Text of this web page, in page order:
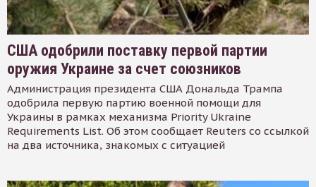
США одобрили поставку первой партии
оружия Украине за счет союзников
Администрация президента США Дональда Трампа
одобрила первую партию военной помощи для
Украины в рамках механизма Priority Ukraine
Requirements List. Об этом сообщает Reuters со ссылкой
на два источника, знакомых с ситуацией